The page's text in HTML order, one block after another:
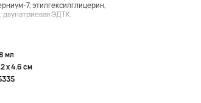
7, этилгексилглицерин,
ЭДТК,
мл
x 4.6 см